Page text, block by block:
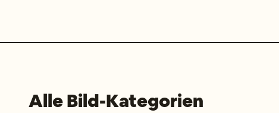
Alle Bild-Kategorien